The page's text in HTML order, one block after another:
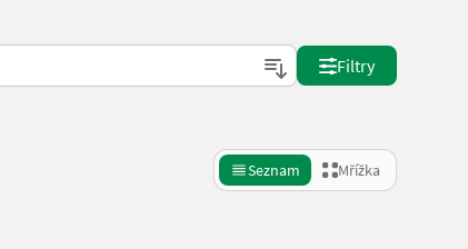
Filtry
Seznam Mřížka